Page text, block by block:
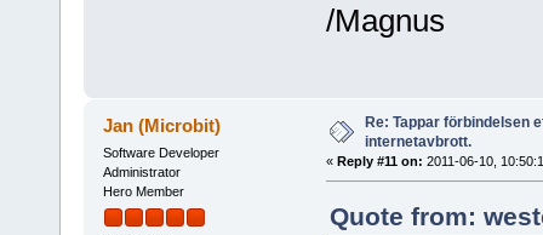
/Magnus
Jan (Microbit)
Software Developer
Administrator
Hero Member
Re: Tappar förbindelsen
internetavbrott.
« Reply #11 on: 2011-06-10,
Quote from: